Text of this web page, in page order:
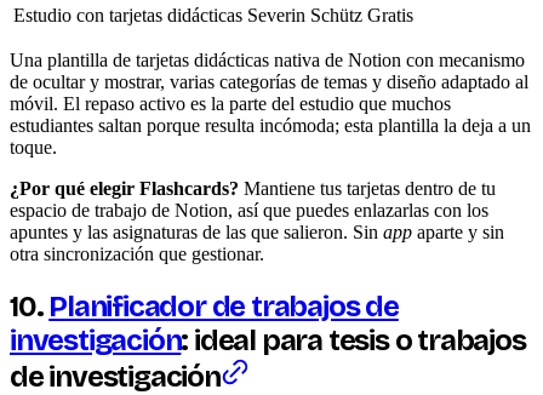
Estudio con tarjetas didácticas Severin Schütz Gratis
Una plantilla de tarjetas didácticas nativa de Notion con mecanismo
de ocultar y mostrar, varias categorías de temas y diseño adaptado al
móvil. El repaso activo es la parte del estudio que muchos
estudiantes saltan porque resulta incómoda; esta plantilla la deja a un
toque.
¿Por qué elegir Flashcards? Mantiene tus tarjetas dentro de tu
espacio de trabajo de Notion, así que puedes enlazarlas con los
apuntes y las asignaturas de las que salieron. Sin app aparte y sin
otra sincronización que gestionar.
10. Planificador de trabajos de
investigación: ideal para tesis o trabajos
de investigación